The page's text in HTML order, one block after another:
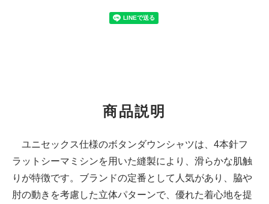
商品説明
ユニセックス仕様のボタンダウンシャツは、4本針フ
ラットシーマミシンを用いた縫製により、滑らかな肌触
りが特徴です。ブランドの定番として人気があり、脇や
肘の動きを考慮した立体パターンで、優れた着心地を提